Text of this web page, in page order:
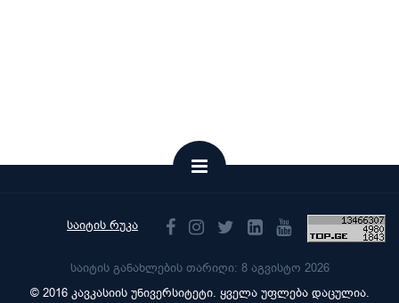
საიტის რუკა
საიტის განახლების თარიღი: 8 აგვისტო 2026
© 2016 კავკასიის უნივერსიტეტი. ყველა უფლება დაცულია.